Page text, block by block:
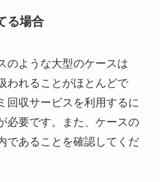
る場合
のような大型のケースは
われることがほとんどで
回収サービスを利用するに
必要です。また、ケースの
であることを確認してくだ